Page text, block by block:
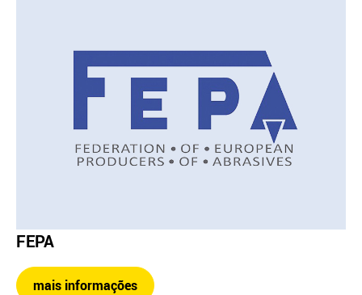
FEPA
mais informações